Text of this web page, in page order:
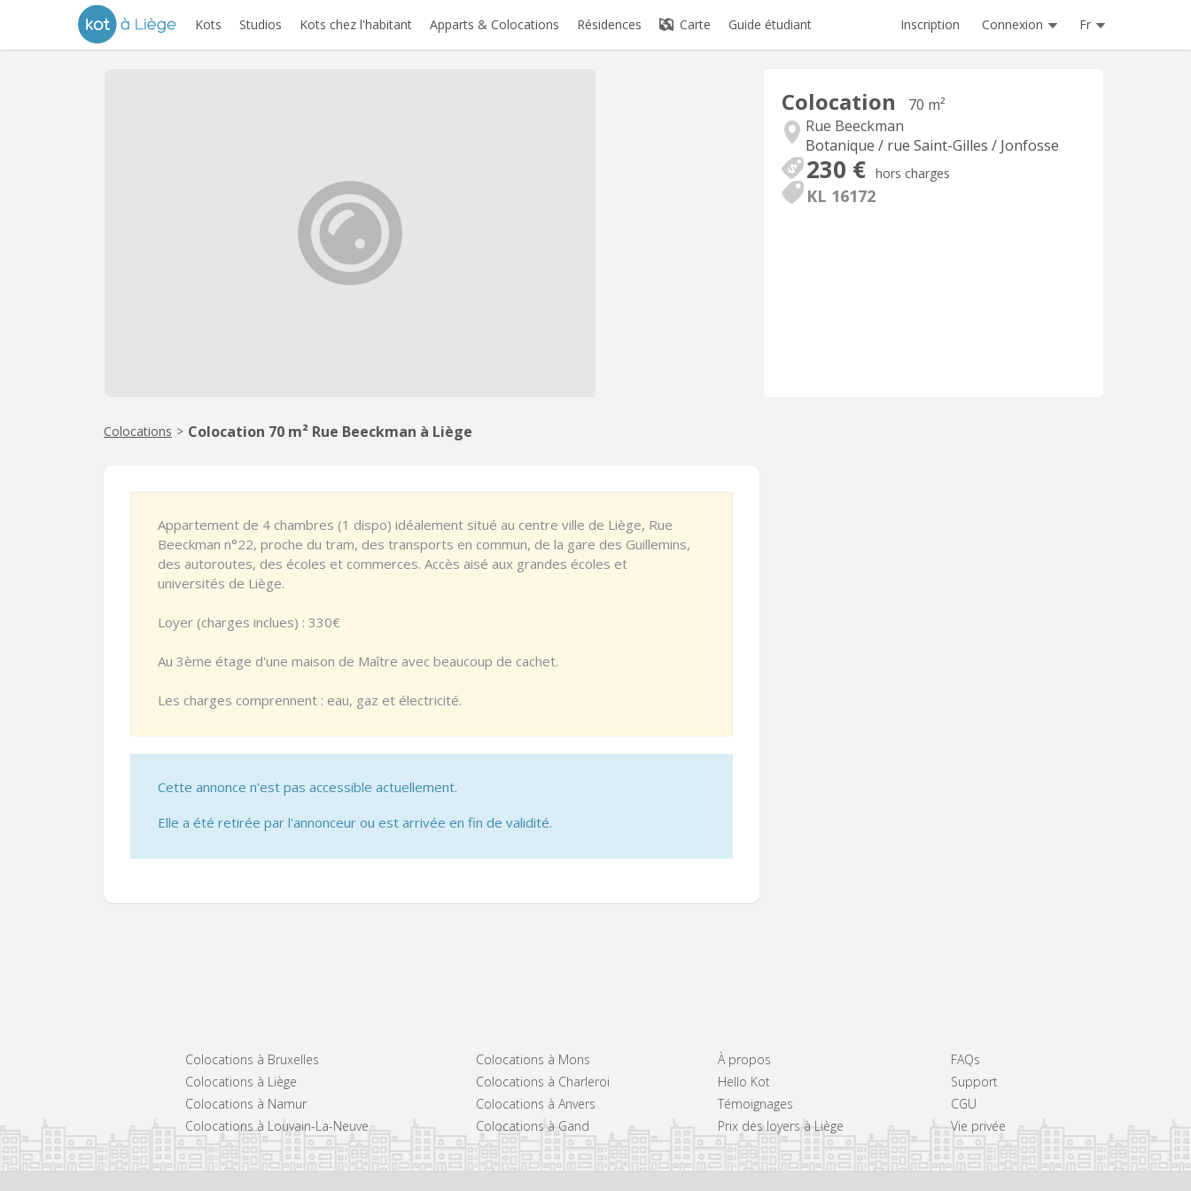
Kots Studios Kots chez l'habitant Apparts & Colocations Résidences Carte Guide étudiant Inscription Connexion Fr
Colocation
70 m²
Rue Beeckman
Botanique / rue Saint-Gilles / Jonfosse
230 € hors charges
KL 16172
Colocations > Colocation 70 m² Rue Beeckman à Liège
Appartement de 4 chambres (1 dispo) idéalement situé au centre ville de Liège, Rue
Beeckman n°22, proche du tram, des transports en commun, de la gare des Guillemins,
des autoroutes, des écoles et commerces. Accès aisé aux grandes écoles et
universités de Liège.
Loyer (charges inclues) : 330€
Au 3ème étage d'une maison de Maître avec beaucoup de cachet.
Les charges comprennent : eau, gaz et électricité.
Cette annonce n'est pas accessible actuellement.
Elle a été retirée par l'annonceur ou est arrivée en fin de validité.
Colocations à Bruxelles
Colocations à Liège
Colocations à Namur
Colocations à Louvain-La-Neuve
Colocations à Mons
Colocations à Charleroi
Colocations à Anvers
Colocations à Gand
À propos
Hello Kot
Témoignages
Prix des loyers à Liège
FAQs
Support
CGU
Vie privée